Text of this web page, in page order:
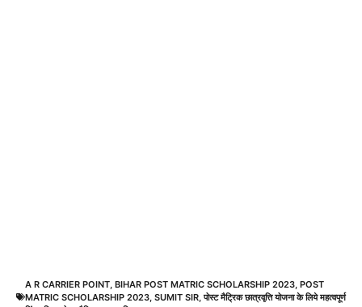
A R CARRIER POINT, BIHAR POST MATRIC SCHOLARSHIP 2023, POST
MATRIC SCHOLARSHIP 2023, SUMIT SIR,पोस्ट मैट्रिक छात्रवृत्ति योजना के लिये महत्वपूर्ण